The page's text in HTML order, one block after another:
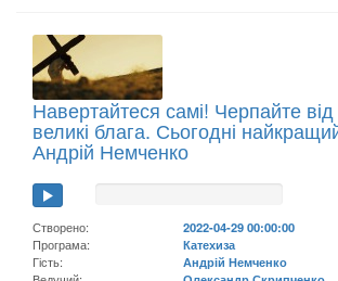
Навертайтеся самі! Черпайте від
великі блага. Сьогодні
Андрій Немченко
Створено:
2022-04-29 00:00:00
Програма:
Катехиза
Гість:
Андрій Немченко